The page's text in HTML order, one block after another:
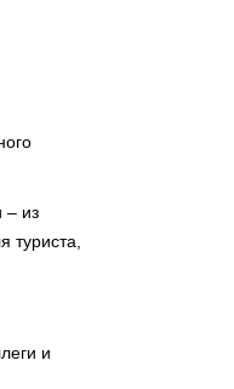
– из
туриста,
и